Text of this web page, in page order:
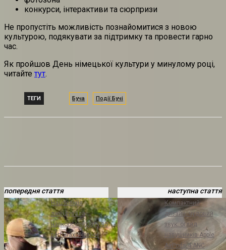
конкурси, інтерактиви та сюрпризи
Не пропустіть можливість познайомитися з новою
культурою, подякувати за підтримку та провести гарно
час.
Як пройшов День німецької культури у минулому році,
читайте тут.
ТЕГИ Буча Події Бучі
попередня стаття
Нацполіція
ліквідувала
наркоосередки у 15
регіонах України
наступна стаття
Компактний
дизайн, чудовий
звук: огляд
навушників Apple
AirPods 4 ANC